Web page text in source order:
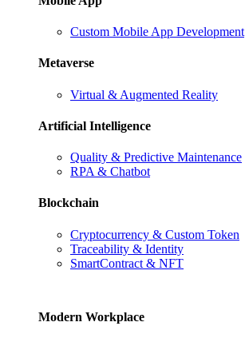
Custom Mobile App Development
Metaverse
Virtual & Augmented Reality
Artificial Intelligence
Quality & Predictive Maintenance
RPA & Chatbot
Blockchain
Cryptocurrency & Custom Token
Traceability & Identity
SmartContract & NFT
Modern Workplace